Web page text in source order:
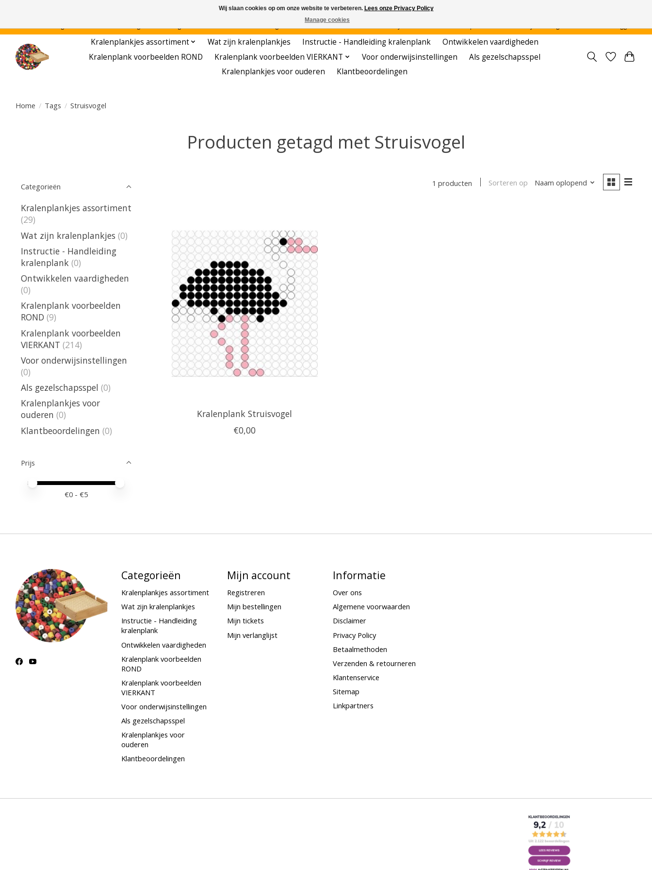
Kralenplankjes assortiment Wat zijn kralenplankjes Instructie - Handleiding kralenplank
Ontwikkelen vaardigheden
Kralenplank voorbeelden ROND
Kralenplank voorbeelden VIERKANT Voor onderwijsinstellingen
Als gezelschapsspel
Kralenplankjes voor ouderen
Klantbeoordelingen
Home / Tags / Struisvogel
Producten getagd met Struisvogel
Categorieën
Kralenplankjes assortiment
(29)
Wat zijn kralenplankjes (0)
Instructie - Handleiding
kralenplank (0)
Ontwikkelen vaardigheden
(0)
Kralenplank voorbeelden
ROND (9)
Kralenplank voorbeelden
VIERKANT (214)
Voor onderwijsinstellingen
(0)
Als gezelschapsspel (0)
Kralenplankjes voor
ouderen (0)
Klantbeoordelingen (0)
Prijs
Minimale prijswaarde
Price maximum value
€0 - €5
1 producten Sorteren op Naam oplopend
Kralenplank Struisvogel
€0,00
Categorieën
Kralenplankjes assortiment
Wat zijn kralenplankjes
Instructie - Handleiding
kralenplank
Ontwikkelen vaardigheden
Kralenplank voorbeelden
ROND
Kralenplank voorbeelden
VIERKANT
Voor onderwijsinstellingen
Als gezelschapsspel
Kralenplankjes voor
ouderen
Klantbeoordelingen
Mijn account
Registreren
Mijn bestellingen
Mijn tickets
Mijn verlanglijst
Informatie
Over ons
Algemene voorwaarden
Disclaimer
Privacy Policy
Betaalmethoden
Verzenden & retourneren
Klantenservice
Sitemap
Linkpartners
Wij slaan cookies op om onze website te verbeteren. Lees onze Privacy Policy
Manage cookies